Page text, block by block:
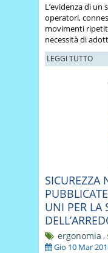
L’evidenza di
operatori,
movimenti
necessità di
LEGGI TUTTO
SICUREZZA
UNI PER LA
ergonomia ,
Gio 10 Mar